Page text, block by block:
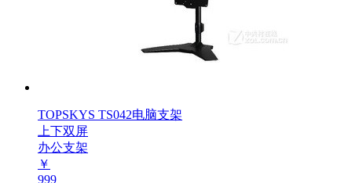
TOPSKYS TS042电脑支架
上下双屏
办公支架
￥
999